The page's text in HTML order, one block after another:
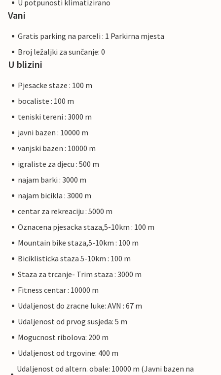
U potpunosti klimatizirano
Vani
Gratis parking na parceli : 1 Parkirna mjesta
Broj ležaljki za sunčanje: 0
U blizini
Pjesacke staze : 100 m
bocaliste : 100 m
teniski tereni : 3000 m
javni bazen : 10000 m
vanjski bazen : 10000 m
igraliste za djecu : 500 m
najam barki : 3000 m
najam bicikla : 3000 m
centar za rekreaciju : 5000 m
Oznacena pjesacka staza,5-10km : 100 m
Mountain bike staza,5-10km : 100 m
Biciklisticka staza 5-10km : 100 m
Staza za trcanje- Trim staza : 3000 m
Fitness centar : 10000 m
Udaljenost do zracne luke: AVN : 67 m
Udaljenost od prvog susjeda: 5 m
Mogucnost ribolova: 200 m
Udaljenost od trgovine: 400 m
Udaljenost od altern. obale: 10000 m (Javni bazen na